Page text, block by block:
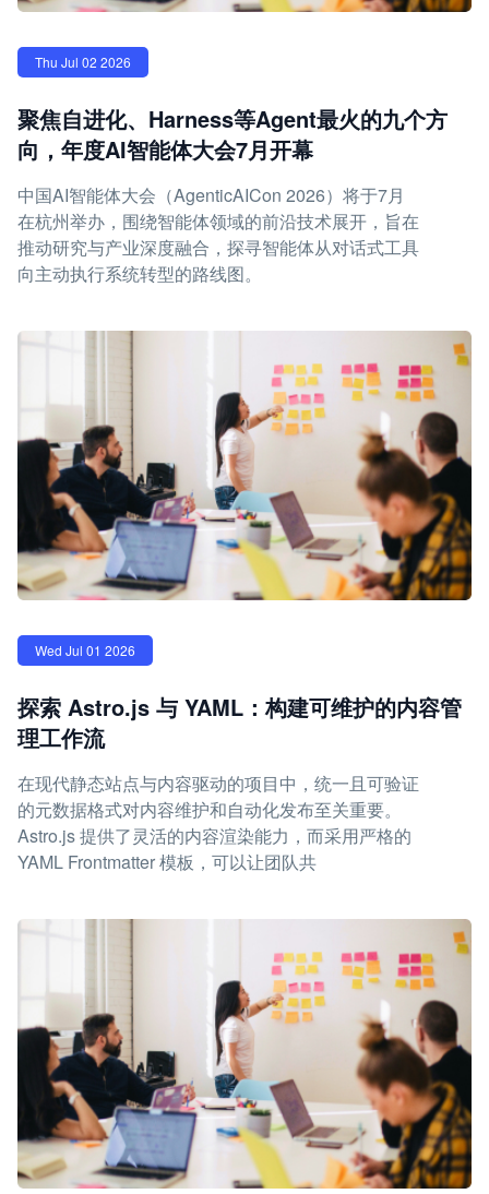
Thu Jul 02 2026
聚焦自进化、Harness等Agent最火的九个方
向，年度AI智能体大会7月开幕
中国AI智能体大会（AgenticAICon 2026）将于7月
在杭州举办，围绕智能体领域的前沿技术展开，旨在
推动研究与产业深度融合，探寻智能体从对话式工具
向主动执行系统转型的路线图。
Wed Jul 01 2026
探索 Astro.js 与 YAML：构建可维护的内容管
理工作流
在现代静态站点与内容驱动的项目中，统一且可验证
的元数据格式对内容维护和自动化发布至关重要。
Astro.js 提供了灵活的内容渲染能力，而采用严格的
YAML Frontmatter 模板，可以让团队共